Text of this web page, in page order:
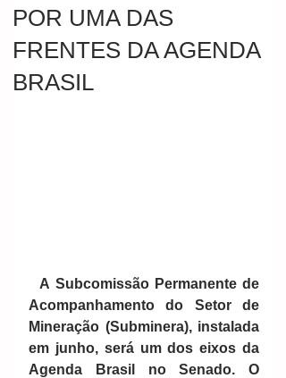
POR UMA DAS
FRENTES DA AGENDA
BRASIL
A Subcomissão Permanente de
Acompanhamento do Setor de
Mineração (Subminera), instalada
em junho, será um dos eixos da
Agenda Brasil no Senado. O